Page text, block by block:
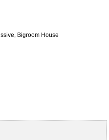
Bigroom House